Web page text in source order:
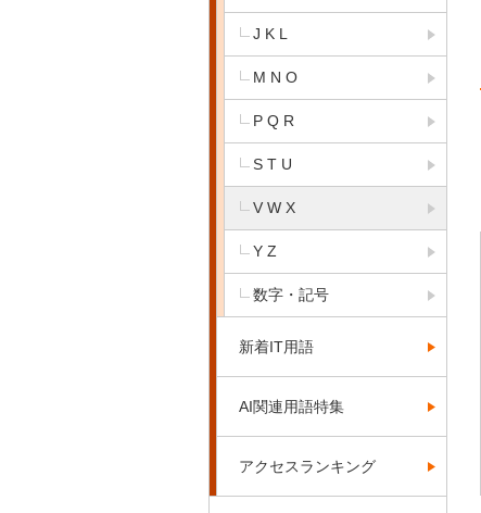
J K L
M N O
P Q R
S T U
V W X
Y Z
数字・記号
新着IT用語
AI関連用語特集
アクセスランキング